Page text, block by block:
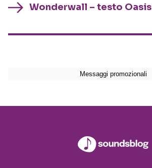
Wonderwall – testo Oasis